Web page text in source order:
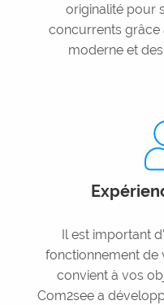
originalité pour
concurrents grâce
moderne et
Il est important
fonctionnement de
convient à vos
Com2see a